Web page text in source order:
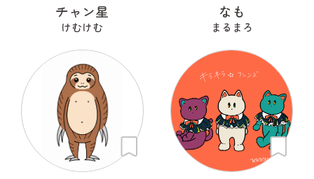
チャン星
けむけむ
なも
まるまろ